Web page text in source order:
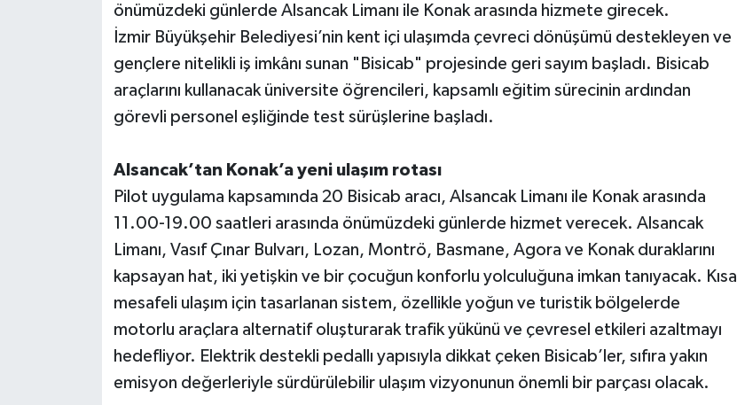
önümüzdeki günlerde Alsancak Limanı ile Konak arasında hizmete girecek.
İzmir Büyükşehir Belediyesi’nin kent içi ulaşımda çevreci dönüşümü destekleyen ve
gençlere nitelikli iş imkânı sunan "Bisicab" projesinde geri sayım başladı. Bisicab
araçlarını kullanacak üniversite öğrencileri, kapsamlı eğitim sürecinin ardından
görevli personel eşliğinde test sürüşlerine başladı.
Alsancak’tan Konak’a yeni ulaşım rotası
Pilot uygulama kapsamında 20 Bisicab aracı, Alsancak Limanı ile Konak arasında
11.00-19.00 saatleri arasında önümüzdeki günlerde hizmet verecek. Alsancak
Limanı, Vasıf Çınar Bulvarı, Lozan, Montrö, Basmane, Agora ve Konak duraklarını
kapsayan hat, iki yetişkin ve bir çocuğun konforlu yolculuğuna imkan tanıyacak. Kısa
mesafeli ulaşım için tasarlanan sistem, özellikle yoğun ve turistik bölgelerde
motorlu araçlara alternatif oluşturarak trafik yükünü ve çevresel etkileri azaltmayı
hedefliyor. Elektrik destekli pedallı yapısıyla dikkat çeken Bisicab’ler, sıfıra yakın
emisyon değerleriyle sürdürülebilir ulaşım vizyonunun önemli bir parçası olacak.